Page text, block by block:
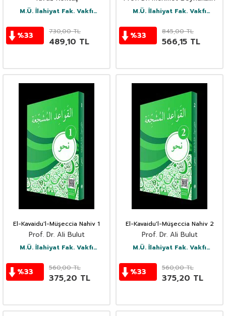
M.Ü. İlahiyat Fak. Vakfı
%33 730,00TL
489,10 TL
M.Ü. İlahiyat Fak. Vakfı
%33 845,00TL
566,15 TL
El-Kavaidu'l-Müşeccia Nahiv 1
Prof. Dr. Ali Bulut
M.Ü. İlahiyat Fak. Vakfı
%33 560,00TL
375,20 TL
El-Kavaidu'l-Müşeccia Nahiv 2
Prof. Dr. Ali Bulut
M.Ü. İlahiyat Fak. Vakfı
%33 560,00TL
375,20 TL